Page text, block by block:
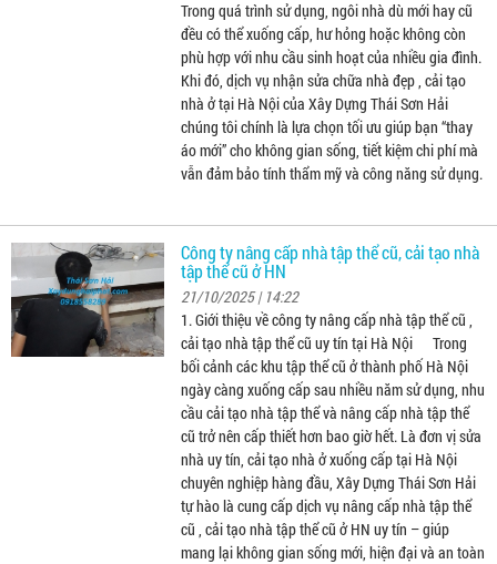
Trong quá trình sử dụng, ngôi nhà dù mới hay cũ
đều có thể xuống cấp, hư hỏng hoặc không còn
phù hợp với nhu cầu sinh hoạt của nhiều gia đình.
Khi đó, dịch vụ nhận sửa chữa nhà đẹp , cải tạo
nhà ở tại Hà Nội của Xây Dựng Thái Sơn Hải
chúng tôi chính là lựa chọn tối ưu giúp bạn “thay
áo mới” cho không gian sống, tiết kiệm chi phí mà
vẫn đảm bảo tính thẩm mỹ và công năng sử dụng.
Công ty nâng cấp nhà tập thể cũ, cải tạo nhà
tập thể cũ ở HN
21/10/2025 | 14:22
1. Giới thiệu về công ty nâng cấp nhà tập thể cũ ,
cải tạo nhà tập thể cũ uy tín tại Hà Nội Trong
bối cảnh các khu tập thể cũ ở thành phố Hà Nội
ngày càng xuống cấp sau nhiều năm sử dụng, nhu
cầu cải tạo nhà tập thể và nâng cấp nhà tập thể
cũ trở nên cấp thiết hơn bao giờ hết. Là đơn vị sửa
nhà uy tín, cải tạo nhà ở xuống cấp tại Hà Nội
chuyên nghiệp hàng đầu, Xây Dựng Thái Sơn Hải
tự hào là cung cấp dịch vụ nâng cấp nhà tập thể
cũ , cải tạo nhà tập thể cũ ở HN uy tín – giúp
mang lại không gian sống mới, hiện đại và an toàn